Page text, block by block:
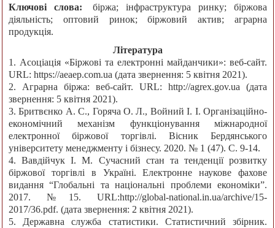
Ключові слова:
біржа; інфраструктура ринку; біржова
діяльність; оптовий ринок; біржовий актив; аграрна
продукція.
Література
1. Асоціація «Біржові та електронні майданчики»: веб-сайт.
URL: https://aeaep.com.ua (дата звернення: 5 квітня 2021).
2. Аграрна біржа: веб-сайт. URL: http://agrex.gov.ua (дата
звернення: 5 квітня 2021).
3. Бритвєнко А. С., Горяча О. Л., Войний І. І. Організаційно-
економічний механізм функціонування міжнародної
електронної біржової торгівлі. Вісник Бердянського
університету менеджменту і бізнесу. 2020. № 1 (47). С. 9-14.
4. Вавдійчук І. М. Сучасний стан та тенденції розвитку
біржової торгівлі в Україні. Електронне наукове фахове
видання “Глобальні та національні проблеми економіки”.
2017. №15. URL:http://global-national.in.ua/archive/15-
2017/36.pdf. (дата звернення: 2 квітня 2021).
5. Державна служба статистики. Статистичний збірник.